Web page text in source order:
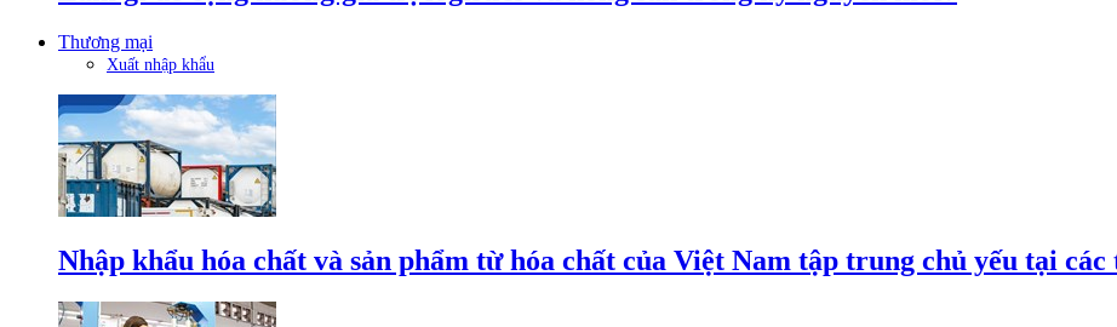
Thương mại
Xuất nhập khẩu
Nhập khẩu hóa chất và sản phẩm từ hóa chất của Việt Nam tập trung chủ yếu tại